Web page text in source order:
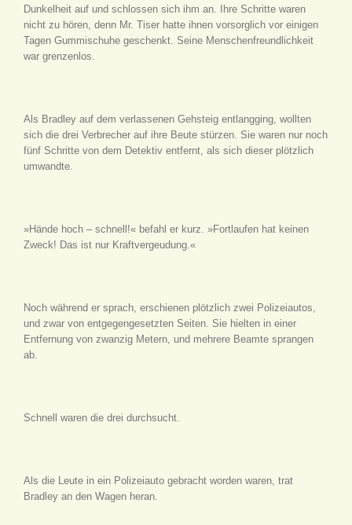
Dunkelheit auf und schlossen sich ihm an. Ihre Schritte waren
nicht zu hören, denn Mr. Tiser hatte ihnen vorsorglich vor einigen
Tagen Gummischuhe geschenkt. Seine Menschenfreundlichkeit
war grenzenlos.
Als Bradley auf dem verlassenen Gehsteig entlangging, wollten
sich die drei Verbrecher auf ihre Beute stürzen. Sie waren nur noch
fünf Schritte von dem Detektiv entfernt, als sich dieser plötzlich
umwandte.
»Hände hoch – schnell!« befahl er kurz. »Fortlaufen hat keinen
Zweck! Das ist nur Kraftvergeudung.«
Noch während er sprach, erschienen plötzlich zwei Polizeiautos,
und zwar von entgegengesetzten Seiten. Sie hielten in einer
Entfernung von zwanzig Metern, und mehrere Beamte sprangen
ab.
Schnell waren die drei durchsucht.
Als die Leute in ein Polizeiauto gebracht worden waren, trat
Bradley an den Wagen heran.